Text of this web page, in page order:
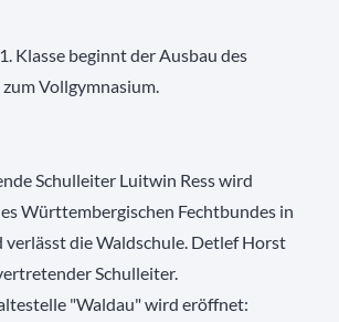
Klasse beginnt der Ausbau des
Vollgymnasium.
Schulleiter Luitwin Ress wird
Württembergischen Fechtbundes in
verlässt die Waldschule. Detlef Horst
Schulleiter.
"Waldau" wird eröffnet: